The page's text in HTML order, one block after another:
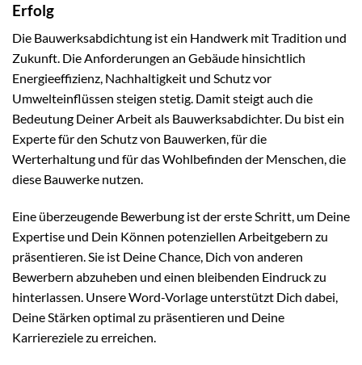
Erfolg
Die Bauwerksabdichtung ist ein Handwerk mit Tradition und
Zukunft. Die Anforderungen an Gebäude hinsichtlich
Energieeffizienz, Nachhaltigkeit und Schutz vor
Umwelteinflüssen steigen stetig. Damit steigt auch die
Bedeutung Deiner Arbeit als Bauwerksabdichter. Du bist ein
Experte für den Schutz von Bauwerken, für die
Werterhaltung und für das Wohlbefinden der Menschen, die
diese Bauwerke nutzen.
Eine überzeugende Bewerbung ist der erste Schritt, um Deine
Expertise und Dein Können potenziellen Arbeitgebern zu
präsentieren. Sie ist Deine Chance, Dich von anderen
Bewerbern abzuheben und einen bleibenden Eindruck zu
hinterlassen. Unsere Word-Vorlage unterstützt Dich dabei,
Deine Stärken optimal zu präsentieren und Deine
Karriereziele zu erreichen.